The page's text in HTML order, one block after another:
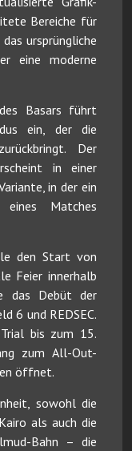
Bereiche für
ursprüngliche
eine moderne
Basars führt
ein, der die
Der
in einer
in der ein
Matches
den Start von
Feier innerhalb
das Debüt der
6 und REDSEC.
bis zum 15.
zum All-Out-
öffnet.
sowohl die
als auch die
Bahn – die